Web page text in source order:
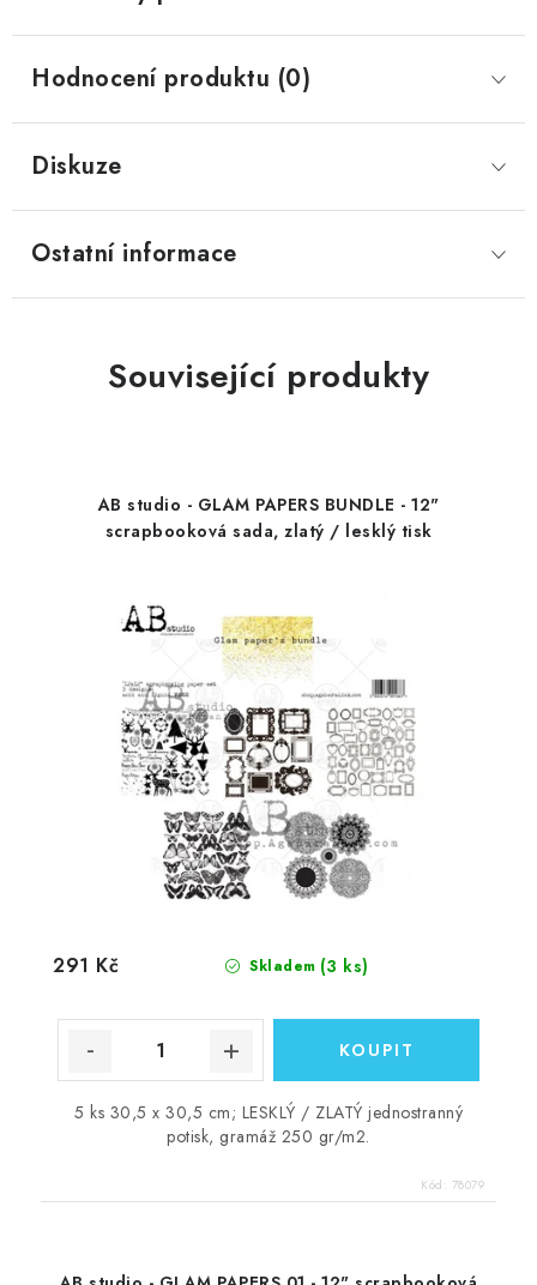
Hodnocení produktu (0)
Diskuze
Ostatní informace
Související produkty
AB studio - GLAM PAPERS BUNDLE - 12"
scrapbooková sada, zlatý / lesklý tisk
Skladem (3 ks)
291 Kč
5 ks 30,5 x 30,5 cm; LESKLÝ / ZLATÝ jednostranný
potisk, gramáž 250 gr/m2.
Kód: 78079